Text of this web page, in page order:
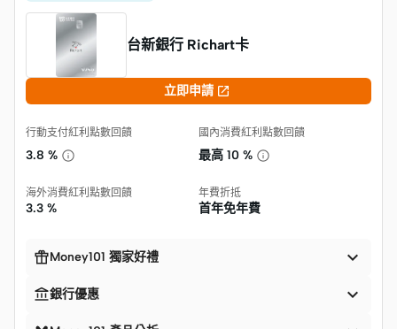
台新銀行 Richart卡
立即申請 
行動支付紅利點數回饋
3.8 %
國內消費紅利點數回饋
最高 10 %
海外消費紅利點數回饋
3.3 %
年費折抵
首年免年費
Money101 獨家好禮 
銀行優惠 